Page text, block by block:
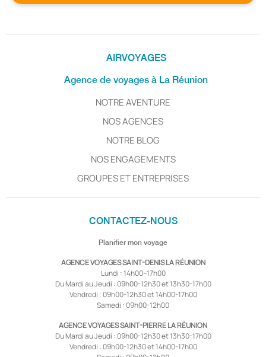
AIRVOYAGES
Agence de voyages à La Réunion
NOTRE AVENTURE
NOS AGENCES
NOTRE BLOG
NOS ENGAGEMENTS
GROUPES ET ENTREPRISES
CONTACTEZ-NOUS
Planifier mon voyage
AGENCE VOYAGES SAINT-DENIS LA RÉUNION
Lundi : 14h00–17h00
Du Mardi au Jeudi : 09h00-12h30 et 13h30-17h00
Vendredi : 09h00-12h30 et 14h00-17h00
Samedi : 09h00-12h00
AGENCE VOYAGES SAINT-PIERRE LA RÉUNION
Du Mardi au Jeudi : 09h00-12h30 et 13h30-17h00
Vendredi : 09h00-12h30 et 14h00-17h00